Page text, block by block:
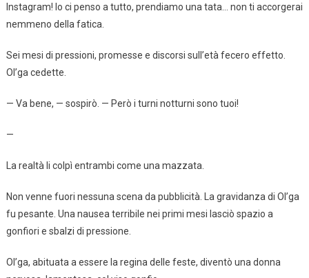
Instagram! Io ci penso a tutto, prendiamo una tata… non ti accorgerai
nemmeno della fatica.
Sei mesi di pressioni, promesse e discorsi sull’età fecero effetto.
Ol’ga cedette.
— Va bene, — sospirò. — Però i turni notturni sono tuoi!
—
La realtà li colpì entrambi come una mazzata.
Non venne fuori nessuna scena da pubblicità. La gravidanza di Ol’ga
fu pesante. Una nausea terribile nei primi mesi lasciò spazio a
gonfiori e sbalzi di pressione.
Ol’ga, abituata a essere la regina delle feste, diventò una donna